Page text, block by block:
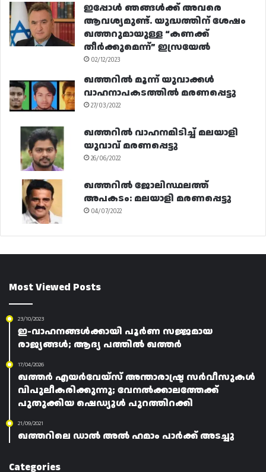
ഇപ്പോൾ ഞങ്ങൾക്ക് അവരെ
ആവശ്യമുണ്ട്. യുദ്ധത്തിന് ശേഷം
ഖത്തറുമായുള്ള “കണക്ക്
തീർക്കുമെന്ന്” ഇസ്രയേൽ
02/12/2023
ഖത്തറിൽ മൂന്ന് യുവാക്കൾ
വാഹനാപകടത്തിൽ മരണപ്പെട്ടു
27/03/2022
ഖത്തറിൽ വാഹനമിടിച്ച് മലയാളി
യുവാവ് മരണപ്പെട്ടു
26/06/2022
ഖത്തറിൽ ജോലിസ്ഥലത്ത്
അപകടം: മലയാളി മരണപ്പെട്ടു
04/07/2022
Most Viewed Posts
23/10/2023
ഇ-വാഹനങ്ങൾക്കായി പൂർണ സജ്ജമായ
രാജ്യങ്ങൾ; ആദ്യ പത്തിൽ ഖത്തർ
17/04/2026
ഖത്തർ എയർവേയ്‌സ് അന്താരാഷ്ട്ര സർവീസുകൾ
വിപുലീകരിക്കുന്നു; വേനൽക്കാലത്തേക്ക്
പുതുക്കിയ ഷെഡ്യൂൾ പുറത്തിറക്കി
21/09/2021
ഖത്തറിലെ ഡാൽ അൽ ഹമാം പാർക്ക് അടച്ചു
Categories